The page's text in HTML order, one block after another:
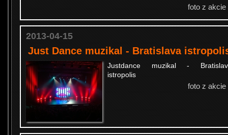
foto z akcie
2013-04-15
Just Dance muzikal - Bratislava
Justdance muzikal -
istropolis
foto z akcie